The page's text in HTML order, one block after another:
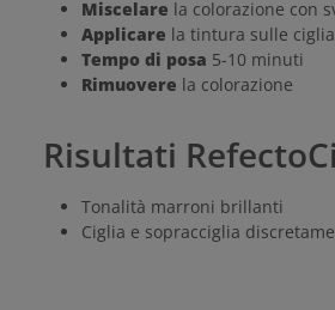
Miscelare la colorazione con
Applicare la tintura sulle
Tempo di posa 5-10 minuti
Rimuovere la colorazione
Risultati
Tonalità marroni brillanti
Ciglia e sopracciglia